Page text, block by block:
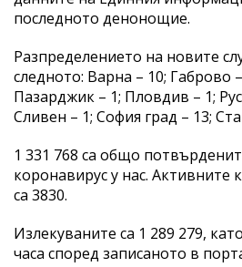
последното денонощие.
Разпределението на новите
следното: Варна – 10; Габрово
Пазарджик – 1; Пловдив – 1;
Сливен – 1; София град – 13;
1 331 768 са общо
коронавирус у нас.
са 3830.
Излекуваните са 1 289 279,
часа според записаното в